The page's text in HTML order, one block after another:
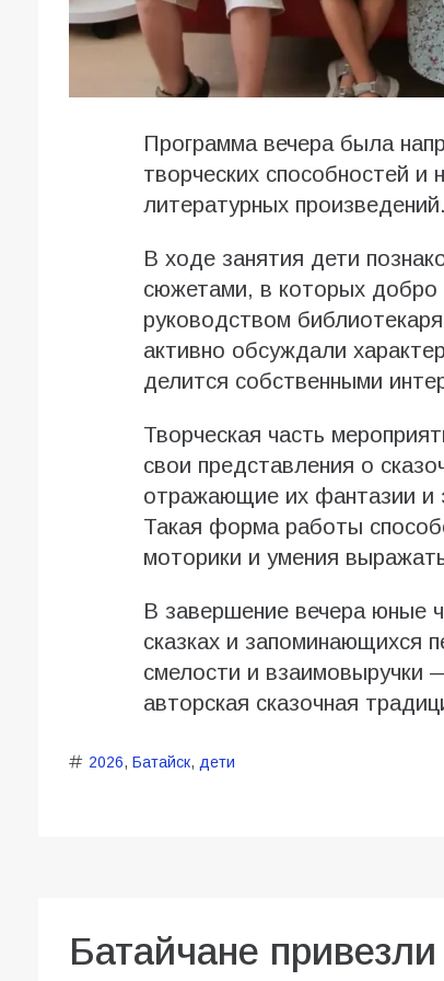
Программа вечера была
творческих способностей и
литературных произведений.
В ходе занятия дети
сюжетами, в которых
руководством
активно обсуждали
делится собственными
Творческая часть
свои представления о
отражающие их фантазии и
Такая форма работы
моторики и умения
В завершение вечера юные
сказках и запоминающихся
смелости и взаимовыручки
авторская сказочная
2026, Батайск, дети
Батайчане